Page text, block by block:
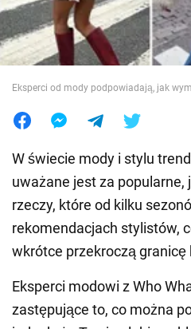
Świat
Jedzenie
Eksperci od mody podpowiadają, jak
W świecie mody i stylu
uważane jest za popularne,
rzeczy, które od kilku
rekomendacjach stylistów,
wkrótce przekroczą
Eksperci modowi z Who
zastępujące to, co można